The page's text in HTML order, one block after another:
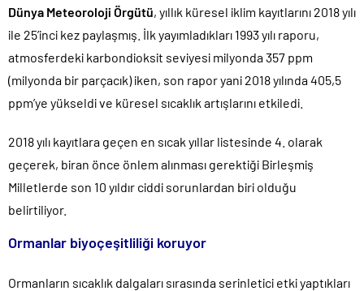
Dünya Meteoroloji Örgütü, yıllık küresel iklim kayıtlarını 2018 yılı
ile 25’inci kez paylaşmış. İlk yayımladıkları 1993 yılı raporu,
atmosferdeki karbondioksit seviyesi milyonda 357 ppm
(milyonda bir parçacık) iken, son rapor yani 2018 yılında 405,5
ppm’ye yükseldi ve küresel sıcaklık artışlarını etkiledi.
2018 yılı kayıtlara geçen en sıcak yıllar listesinde 4. olarak
geçerek, biran önce önlem alınması gerektiği Birleşmiş
Milletlerde son 10 yıldır ciddi sorunlardan biri olduğu
belirtiliyor.
Ormanlar biyoçeşitliliği koruyor
Ormanların sıcaklık dalgaları sırasında serinletici etki yaptıkları